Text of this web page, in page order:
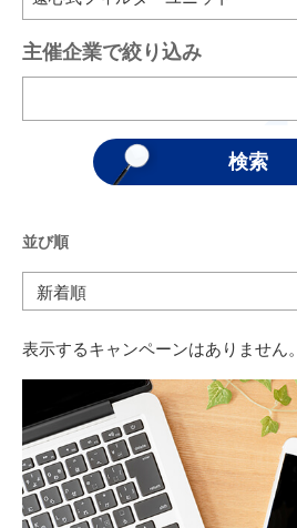
主催企業で絞り込み
並び順
表示するキャンペーンはありません。